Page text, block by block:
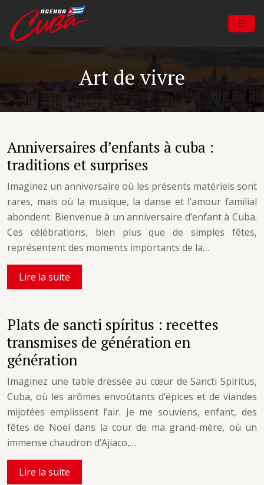
Art de vivre
Anniversaires d’enfants à cuba :
traditions et surprises
Imaginez un anniversaire où les présents matériels sont
rares, mais où la musique, la danse et l’amour familial
abondent. Bienvenue à un anniversaire d’enfant à Cuba.
Ces célébrations, bien plus que de simples fêtes,
représentent des moments importants de la…
Lire la suite
Plats de sancti spíritus : recettes
transmises de génération en
génération
Imaginez une table dressée au cœur de Sancti Spíritus,
Cuba, où les arômes envoûtants d’épices et de viandes
mijotées emplissent l’air. Je me souviens, enfant, des
fêtes de Noël dans la cour de ma grand-mère, où un
immense chaudron d’Ajiaco,…
Lire la suite